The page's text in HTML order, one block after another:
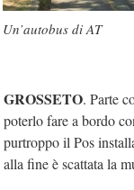
Un’autobus di AT
GROSSETO. Parte
poterlo fare a bordo
purtroppo il Pos
alla fine è scattata la